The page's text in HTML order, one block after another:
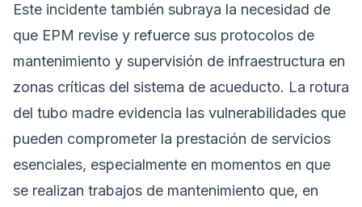
Este incidente también subraya la necesidad de
que EPM revise y refuerce sus protocolos de
mantenimiento y supervisión de infraestructura en
zonas críticas del sistema de acueducto. La rotura
del tubo madre evidencia las vulnerabilidades que
pueden comprometer la prestación de servicios
esenciales, especialmente en momentos en que
se realizan trabajos de mantenimiento que, en